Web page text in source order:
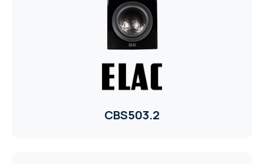
CBS503.2